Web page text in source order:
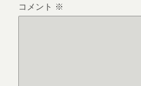
コメント ※